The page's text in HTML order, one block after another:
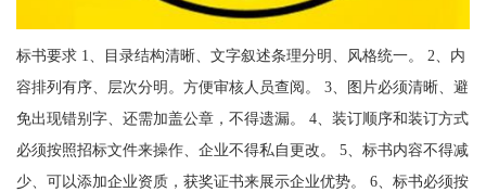
标书要求 1、目录结构清晰、文字叙述条理分明、风格统一。 2、内
容排列有序、层次分明。方便审核人员查阅。 3、图片必须清晰、避
免出现错别字、还需加盖公章，不得遗漏。 4、装订顺序和装订方式
必须按照招标文件来操作、企业不得私自更改。 5、标书内容不得减
少、可以添加企业资质，获奖证书来展示企业优势。 6、标书必须按